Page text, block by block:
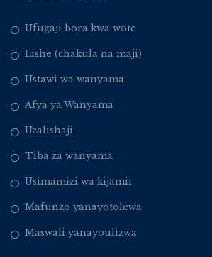
Ufugaji bora kwa wote
Lishe (chakula na maji)
Ustawi wa wanyama
Afya ya Wanyama
Uzalishaji
Tiba za wanyama
Usimamizi wa kijamii
Mafunzo yanayotolewa
Maswali yanayoulizwa